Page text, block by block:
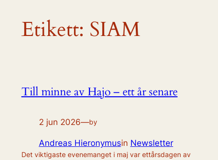
Etikett: SIAM
Till minne av Hajo – ett år senare
2 jun 2026—by
Andreas Hieronymusin Newsletter
Det viktigaste evenemanget i maj var ettårsdagen av